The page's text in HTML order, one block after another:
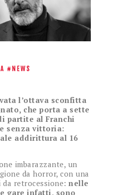
NEWS
l’ottava sconfitta
che porta a sette
partite al Franchi
senza vittoria:
addirittura al 16
imbarazzante, un
da horror, con una
retrocessione: nelle
gare infatti, sono